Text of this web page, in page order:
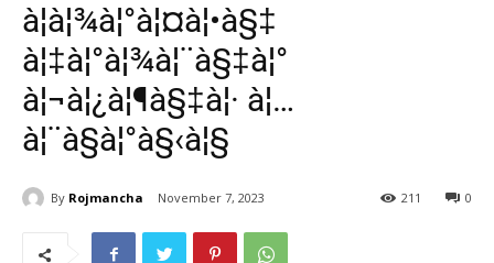
à¦­à¦¾à¦°à¦¤à¦•à§‡
à¦‡à¦°à¦¾à¦¨à§‡à¦°
à¦¬à¦¿à¦¶à§‡à¦· à¦…
à¦¨à§à¦°à§‹à¦§
By Rojmancha November 7, 2023 0
211